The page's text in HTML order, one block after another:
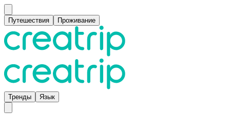
Путешествия Проживание
Тренды Язык